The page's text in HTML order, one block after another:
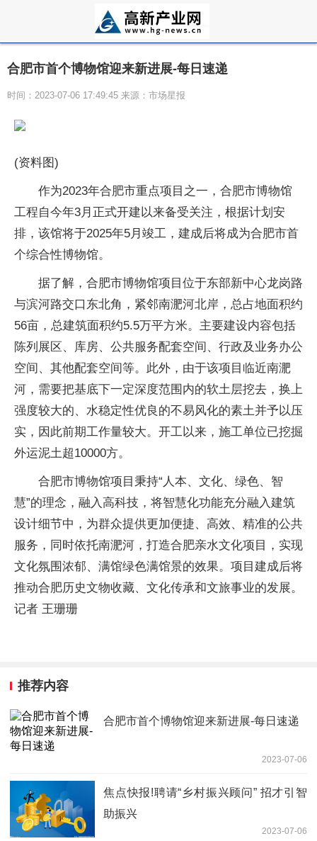
合肥市首个博物馆迎来新进展-每日速递
时间：2023-07-06 17:49:45 来源：市场星报
(资料图)
作为2023年合肥市重点项目之一，合肥市博物馆
工程自今年3月正式开建以来备受关注，根据计划安
排，该馆将于2025年5月竣工，建成后将成为合肥市首
个综合性博物馆。
据了解，合肥市博物馆项目位于东部新中心龙岗路
与滨河路交口东北角，紧邻南淝河北岸，总占地面积约
56亩，总建筑面积约5.5万平方米。主要建设内容包括
陈列展区、库房、公共服务配套空间、行政及业务办公
空间、其他配套空间等。此外，由于该项目临近南淝
河，需要把基底下一定深度范围内的软土层挖去，换上
强度较大的、水稳定性优良的不易风化的素土并予以压
实，因此前期工作量较大。开工以来，施工单位已挖掘
外运泥土超10000方。
合肥市博物馆项目秉持“人本、文化、绿色、智
慧”的理念，融入高科技，将智慧化功能充分融入建筑
设计细节中，为群众提供更加便捷、高效、精准的公共
服务，同时依托南淝河，打造合肥亲水文化项目，实现
文化氛围浓郁、满馆绿色满馆景的效果。项目建成后将
推动合肥历史文物收藏、文化传承和文旅事业的发展。
记者 王珊珊
推荐内容
合肥市首个博物馆迎来新进展-每日速递
2023-07-06
焦点快报!聘请“乡村振兴顾问” 招才引智
助振兴
2023-07-06